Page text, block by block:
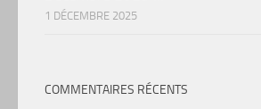
1 DÉCEMBRE 2025
COMMENTAIRES RÉCENTS